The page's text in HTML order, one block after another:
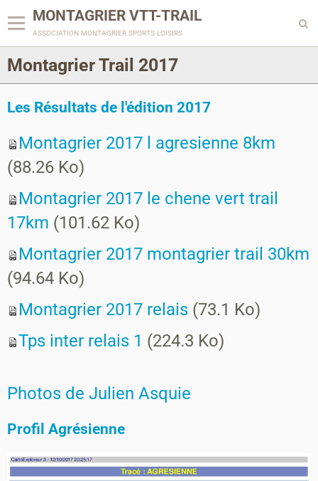
MONTAGRIER VTT-TRAIL
association montagrier sports loisirs
Montagrier Trail 2017
Les Résultats de l'édition 2017
Montagrier 2017 l agresienne 8km
(88.26 Ko)
Montagrier 2017 le chene vert trail
17km (101.62 Ko)
Montagrier 2017 montagrier trail 30km
(94.64 Ko)
Montagrier 2017 relais (73.1 Ko)
Tps inter relais 1 (224.3 Ko)
Photos de Julien Asquie
Profil Agrésienne